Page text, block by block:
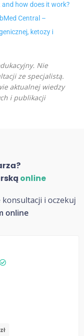
and how does it work?
Central –
ketozy i
Nie
ze specjalistą.
aktualnej wiedzy
i publikacji
online
i oczekuj
online